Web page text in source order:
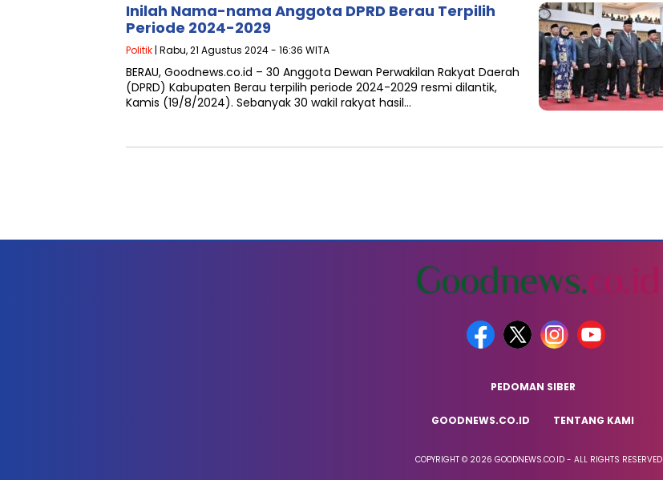
Inilah Nama-nama Anggota DPRD Berau Terpilih
Periode 2024-2029
Politik | Rabu, 21 Agustus 2024 - 16:36 WITA
BERAU, Goodnews.co.id – 30 Anggota Dewan Perwakilan Rakyat Daerah
(DPRD) Kabupaten Berau terpilih periode 2024-2029 resmi dilantik,
Kamis (19/8/2024). Sebanyak 30 wakil rakyat hasil…
PEDOMAN SIBER
GOODNEWS.CO.ID TENTANG KAMI
COPYRIGHT © 2026 GOODNEWS.CO.ID - ALL RIGHTS RESERVED